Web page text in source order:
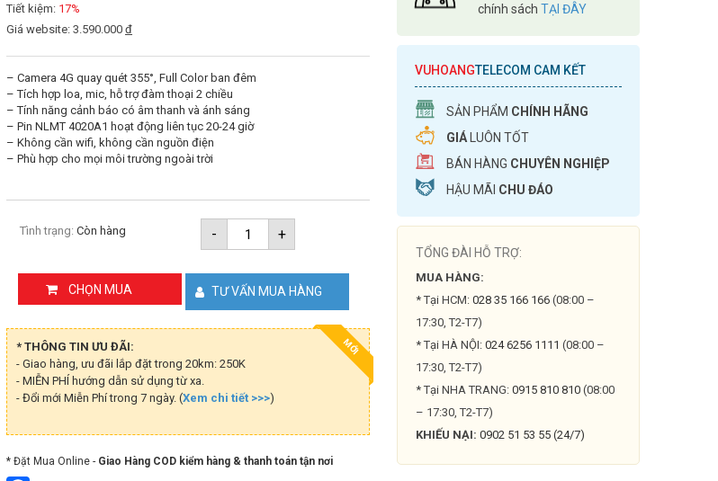
Tiết kiệm: 17%
Giá website: 3.590.000 đ
– Camera 4G quay quét 355°, Full Color ban đêm
– Tích hợp loa, mic, hỗ trợ đàm thoại 2 chiều
– Tính năng cảnh báo có âm thanh và ánh sáng
– Pin NLMT 4020A1 hoạt động liên tục 20-24 giờ
– Không cần wifi, không cần nguồn điện
– Phù hợp cho mọi môi trường ngoài trời
-
Combo
camera
3MP
IPC-
K7FP-
3HOTE
+
số
+
Tình trạng: Còn hàng
CHỌN MUA TƯ VẤN MUA HÀNG
MỚI
* THÔNG TIN ƯU ĐÃI:
- Giao hàng, ưu đãi lắp đặt trong 20km: 250K
- MIỄN PHÍ hướng dẫn sử dụng từ xa.
- Đổi mới Miễn Phí trong 7 ngày. (Xem chi tiết >>>)
* Đặt Mua Online - Giao Hàng COD kiểm hàng & thanh toán tận nơi
chính sách TẠI ĐÂY
VUHOANGTELECOM CAM KẾT
SẢN PHẨM CHÍNH HÃNG
GIÁ LUÔN TỐT
BÁN HÀNG CHUYÊN NGHIỆP
HẬU MÃI CHU ĐÁO
TỔNG ĐÀI HỖ TRỢ:
MUA HÀNG:
* Tại HCM: 028 35 166 166 (08:00 –
17:30, T2-T7)
* Tại HÀ NỘI: 024 6256 1111 (08:00 –
17:30, T2-T7)
* Tại NHA TRANG: 0915 810 810 (08:00
– 17:30, T2-T7)
KHIẾU NẠI: 0902 51 53 55 (24/7)